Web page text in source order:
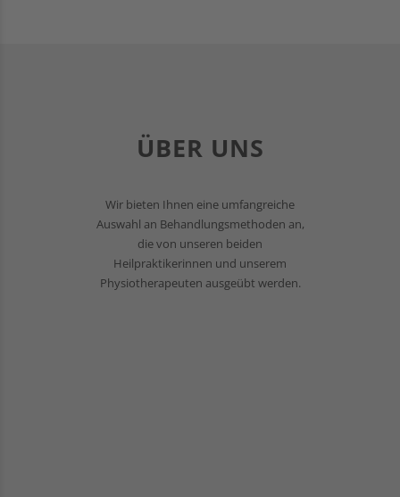
ÜBER UNS
Wir bieten Ihnen eine umfangreiche
Auswahl an Behandlungsmethoden an,
die von unseren beiden
Heilpraktikerinnen und unserem
Physiotherapeuten ausgeübt werden.